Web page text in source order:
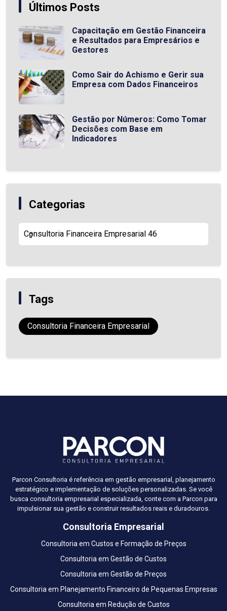
Últimos Posts
Capacitação em Gestão Financeira
e Resultados para Empresários e
Gestores
Como Sair do Achismo e Gerir sua
Empresa com Dados Financeiros
Gestão por Números: Como Tomar
Decisões com Base em
Indicadores
Categorias
Consultoria Financeira Empresarial 46
Tags
Consultoria Financeira Empresarial
Parcon Consultoria é referência em gestão empresarial, planejamento
estratégico e implementação de soluções personalizadas. Se você
busca consultoria empresarial especializada, conte com a Parcon para
impulsionar sua gestão e construir resultados reais e duradouros.
Consultoria Empresarial
Consultoria em Custos e Formação de Preços
Consultoria em Gestão de Custos
Consultoria em Gestão de Preços
Consultoria em Planejamento Financeiro de Pequenas Empresas
Consultoria em Redução de Custos